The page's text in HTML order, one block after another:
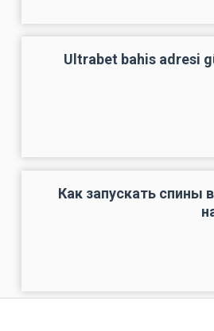
Ultrabet bahis adresi
Как запускать спины